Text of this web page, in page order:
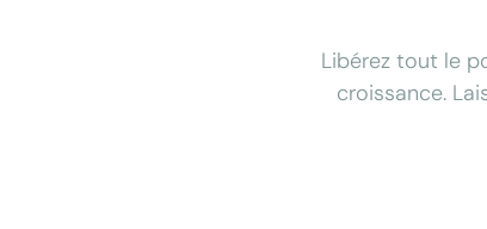
Libérez tout le
croissance.